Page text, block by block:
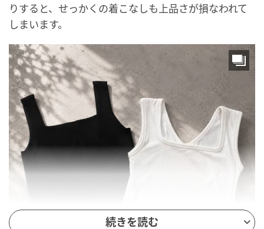
りすると、せっかくの着こなしも上品さが損なわれて
しまいます。
続きを読む